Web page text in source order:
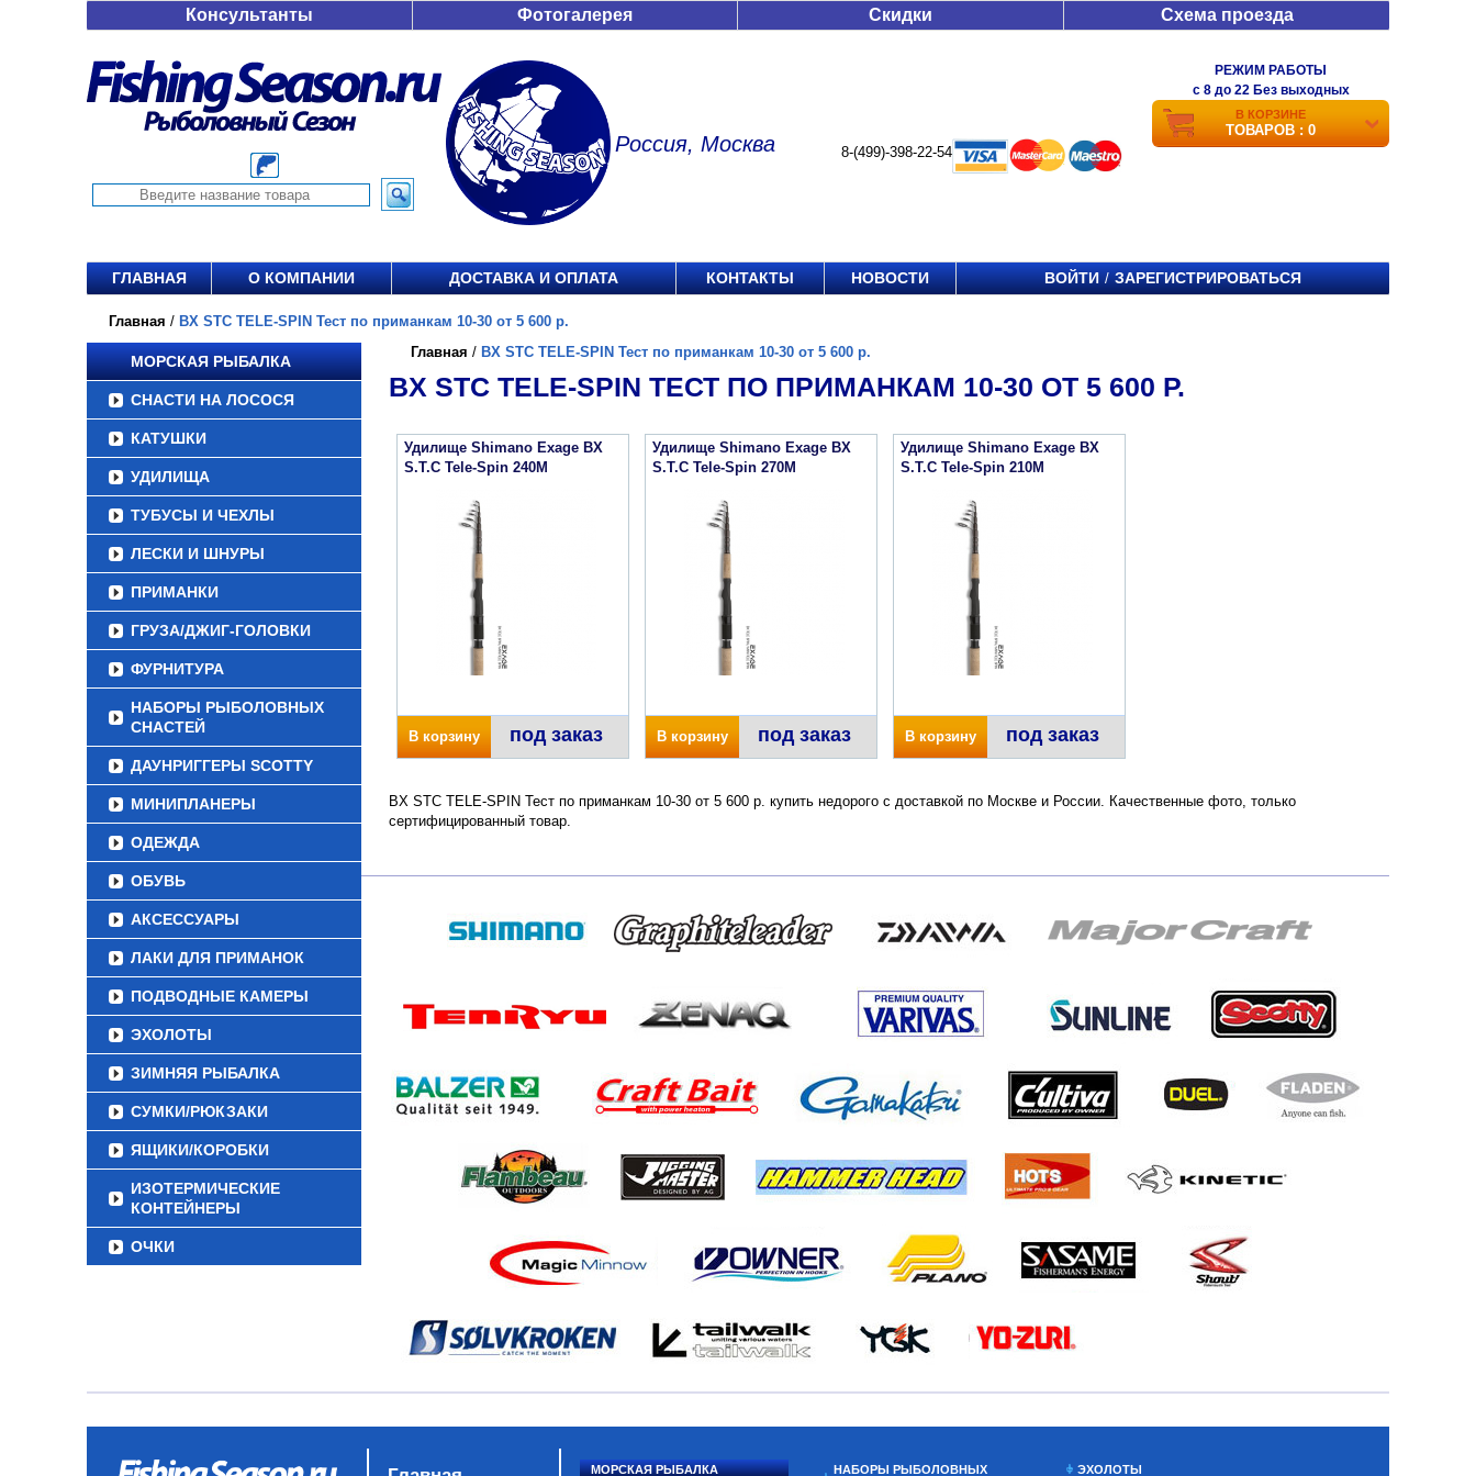
Консультанты Фотогалерея Скидки Схема проезда
Россия, Москва 8-(499)-398-22-54
РЕЖИМ РАБОТЫ
c 8 до 22 Без выходных
В КОРЗИНЕ
ТОВАРОВ : 0
ГЛАВНАЯ О КОМПАНИИ ДОСТАВКА И ОПЛАТА КОНТАКТЫ НОВОСТИ ВОЙТИ / ЗАРЕГИСТРИРОВАТЬСЯ
Главная / BX STC TELE-SPIN Тест по приманкам 10-30 от 5 600 р.
МОРСКАЯ РЫБАЛКА
СНАСТИ НА ЛОСОСЯ
КАТУШКИ
УДИЛИЩА
ТУБУСЫ И ЧЕХЛЫ
ЛЕСКИ И ШНУРЫ
ПРИМАНКИ
ГРУЗА/ДЖИГ-ГОЛОВКИ
ФУРНИТУРА
НАБОРЫ РЫБОЛОВНЫХ
СНАСТЕЙ
ДАУНРИГГЕРЫ SCOTTY
МИНИПЛАНЕРЫ
ОДЕЖДА
ОБУВЬ
АКСЕССУАРЫ
ЛАКИ ДЛЯ ПРИМАНОК
ПОДВОДНЫЕ КАМЕРЫ
ЭХОЛОТЫ
ЗИМНЯЯ РЫБАЛКА
СУМКИ/РЮКЗАКИ
ЯЩИКИ/КОРОБКИ
ИЗОТЕРМИЧЕСКИЕ
КОНТЕЙНЕРЫ
ОЧКИ
Главная / BX STC TELE-SPIN Тест по приманкам 10-30 от 5 600 р.
BX STC TELE-SPIN ТЕСТ ПО ПРИМАНКАМ 10-30 ОТ 5 600 Р.
Удилище Shimano Exage BX
S.T.C Tele-Spin 240M
В корзину под заказ
Удилище Shimano Exage BX
S.T.C Tele-Spin 270M
В корзину под заказ
Удилище Shimano Exage BX
S.T.C Tele-Spin 210M
В корзину под заказ
BX STC TELE-SPIN Тест по приманкам 10-30 от 5 600 р. купить недорого с доставкой по Москве и России. Качественные фото, только
сертифицированный товар.
МОРСКАЯ РЫБАЛКА НАБОРЫ РЫБОЛОВНЫХ ЭХОЛОТЫ